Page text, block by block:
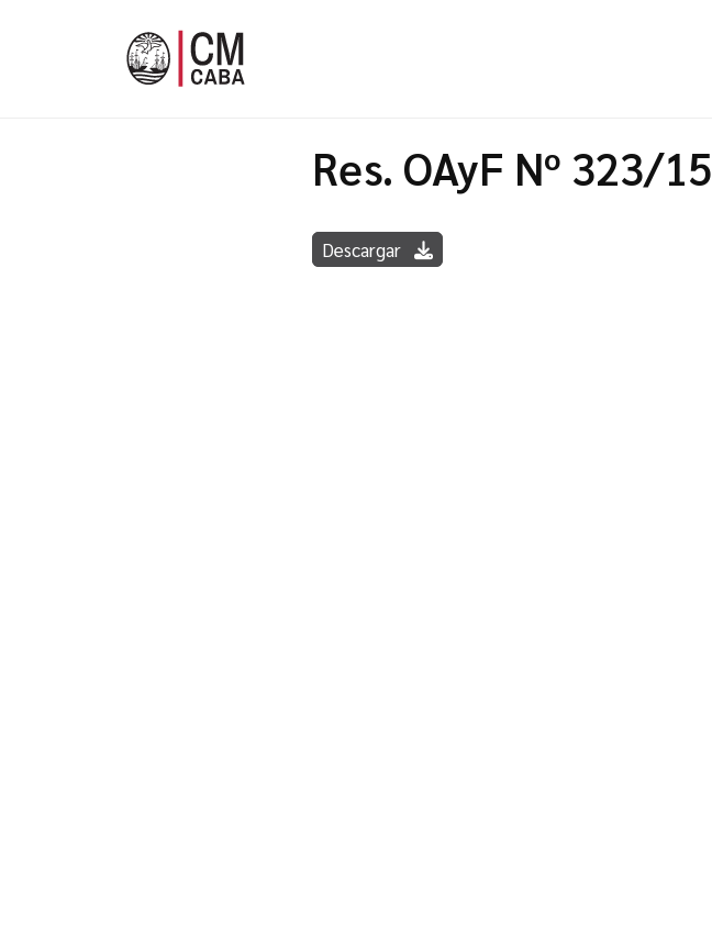
Res. OAyF Nº 323/15
Descargar